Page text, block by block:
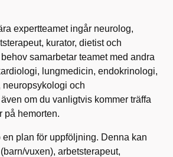
expertteamet ingår neurolog,
kurator, dietist och
samarbetar teamet med andra
lungmedicin, endokrinologi,
och
om du vanligtvis kommer träffa
på hemorten.
en plan för uppföljning. Denna kan
vuxen), arbetsterapeut,